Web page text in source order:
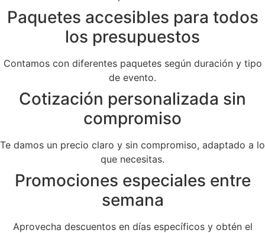
Paquetes accesibles para todos
los presupuestos
Contamos con diferentes paquetes según duración y tipo
de evento.
Cotización personalizada sin
compromiso
Te damos un precio claro y sin compromiso, adaptado a lo
que necesitas.
Promociones especiales entre
semana
Aprovecha descuentos en días específicos y obtén el